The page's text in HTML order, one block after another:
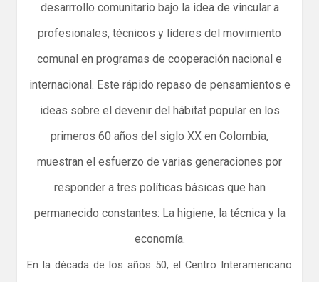
desarrrollo comunitario bajo la idea de vincular a
profesionales, técnicos y líderes del movimiento
comunal en programas de cooperación nacional e
internacional. Este rápido repaso de pensamientos e
ideas sobre el devenir del hábitat popular en los
primeros 60 años del siglo XX en Colombia,
muestran el esfuerzo de varias generaciones por
responder a tres políticas básicas que han
permanecido constantes: La higiene, la técnica y la
economía.
En la década de los años 50, el Centro Interamericano